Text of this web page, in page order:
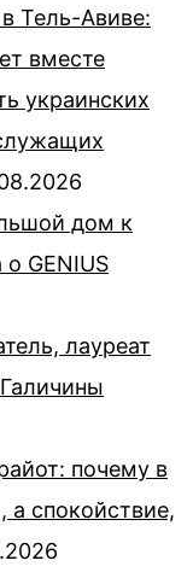
Тель-Авиве:
вместе
украинских
дом к
GENIUS
лауреат
почему в
а спокойствие,